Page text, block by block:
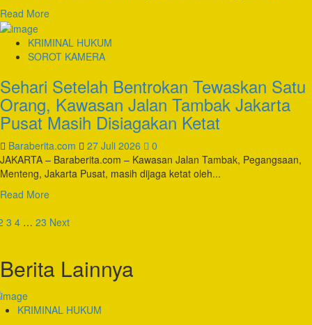
di
Perbatasan
Read MoreRead
about
Polda
Kembalikan
Barang
Bukti
Hasil
kepada
Pemilik
Sah
KRIMINAL HUKUM
SOROT KAMERA
Sehari Setelah Bentrokan Tewaskan Satu
Orang, Kawasan Jalan Tambak Jakarta
Pusat Masih Disiagakan Ketat
Baraberita.com 27 Juli 2026
0
JAKARTA – Baraberita.com – Kawasan Jalan Tambak, Pegangsaan,
Menteng, Jakarta Pusat, masih dijaga ketat oleh...
Read MoreRead
about
Bentrokan
Tewaskan
Orang,
3 4 … 23 Next
Berita Lainnya
KRIMINAL HUKUM